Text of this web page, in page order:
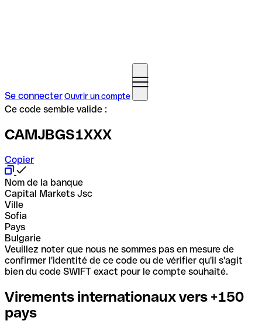
Se connecterOuvrir un compte
Ce code semble valide :
CAMJBGS1XXX
Copier
Nom de la banque
Capital Markets Jsc
Ville
Sofia
Pays
Bulgarie
Veuillez noter que nous ne sommes pas en mesure de
confirmer l'identité de ce code ou de vérifier qu'il s'agit
bien du code SWIFT exact pour le compte souhaité.
Virements internationaux vers +150
pays